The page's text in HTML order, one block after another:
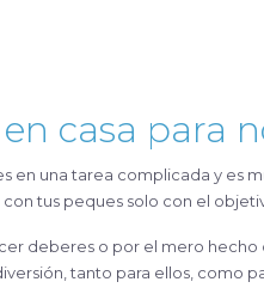
casa para
con tus peques solo con el
deberes o por el mero hecho
tanto para ellos, como